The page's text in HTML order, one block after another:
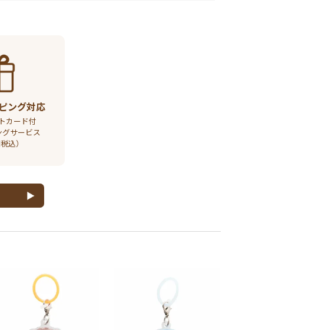
ング対応
カード付
サービス
込）